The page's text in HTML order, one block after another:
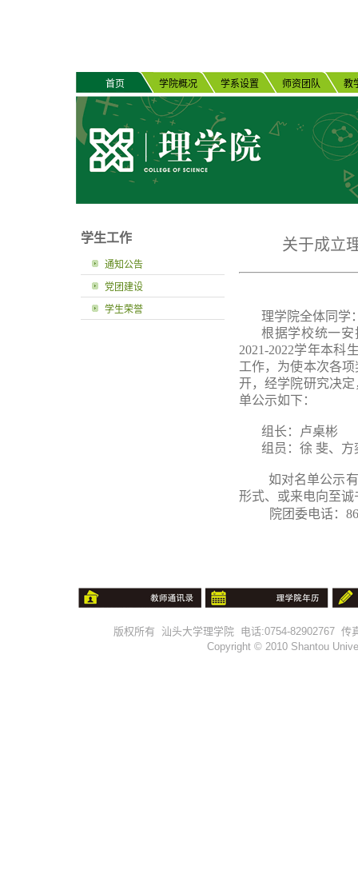
首页 学院概况 学系设置 师资团队 教
学生工作
通知公告
党团建设
学生荣誉
关于成立
理学院全体同学
根据学校统一安
2021-2022学年本科
工作，为使本次各
开，经学院研究决
单公示如下：
组长：卢桌彬
组员：徐 斐、
如对名单公示
形式、或来电向至诚
院团委电话：
版权所有 汕头大学理学院 电话:0754-82902767 传
Copyright © 2010 Shantou